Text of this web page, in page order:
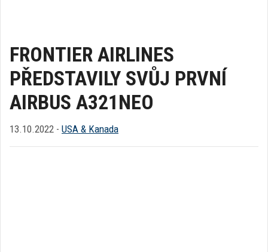
FRONTIER AIRLINES
PŘEDSTAVILY SVŮJ PRVNÍ
AIRBUS A321NEO
13.10.2022 - USA & Kanada